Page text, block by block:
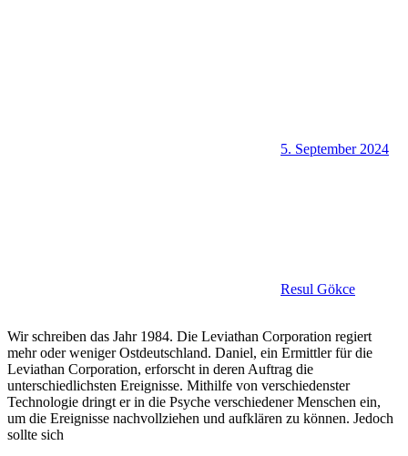
5. September 2024
Resul Gökce
Wir schreiben das Jahr 1984. Die Leviathan Corporation regiert
mehr oder weniger Ostdeutschland. Daniel, ein Ermittler für die
Leviathan Corporation, erforscht in deren Auftrag die
unterschiedlichsten Ereignisse. Mithilfe von verschiedenster
Technologie dringt er in die Psyche verschiedener Menschen ein,
um die Ereignisse nachvollziehen und aufklären zu können. Jedoch
sollte sich